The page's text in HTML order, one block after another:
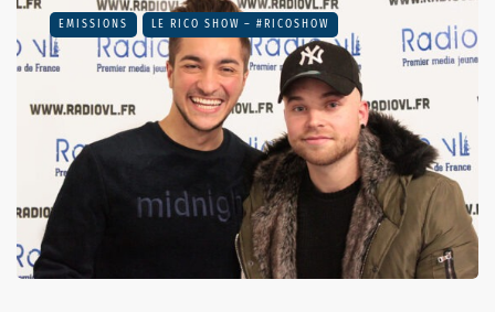
EMISSIONS LE RICO SHOW – #RICOSHOW